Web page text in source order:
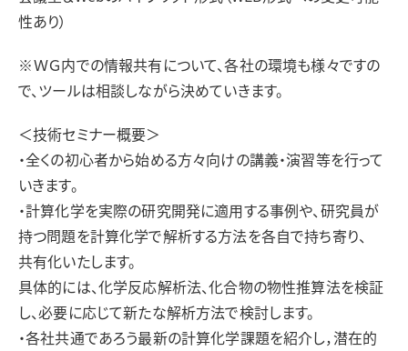
性あり）
※ＷＧ内での情報共有について、各社の環境も様々ですの
で、ツールは相談しながら決めていきます。
＜技術セミナー概要＞
・全くの初心者から始める方々向けの講義・演習等を行って
いきます。
・計算化学を実際の研究開発に適用する事例や、研究員が
持つ問題を計算化学で解析する方法を各自で持ち寄り、
共有化いたします。
具体的には、化学反応解析法、化合物の物性推算法を検証
し、必要に応じて新たな解析方法で検討します。
・各社共通であろう最新の計算化学課題を紹介し，潜在的